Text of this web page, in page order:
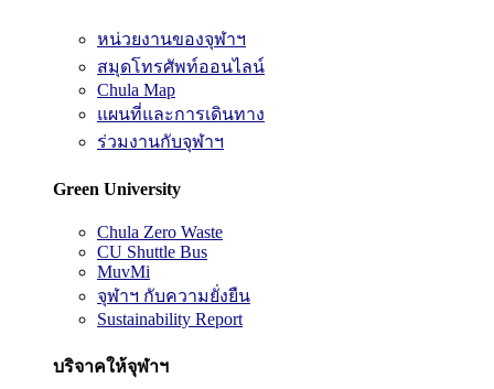
หน่วยงานของจุฬาฯ
สมุดโทรศัพท์ออนไลน์
Chula Map
แผนที่และการเดินทาง
ร่วมงานกับจุฬาฯ
Green University
Chula Zero Waste
CU Shuttle Bus
MuvMi
จุฬาฯ กับความยั่งยืน
Sustainability Report
บริจาคให้จุฬาฯ